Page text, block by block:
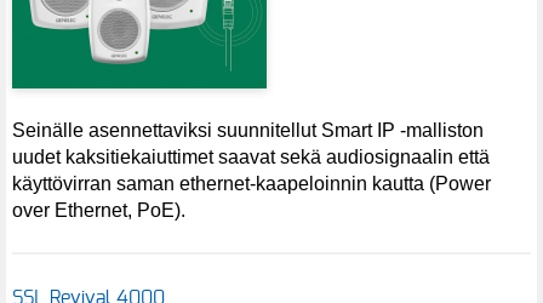
Seinälle asennettaviksi suunnitellut Smart IP -malliston
uudet kaksitiekaiuttimet saavat sekä audiosignaalin että
käyttövirran saman ethernet-kaapeloinnin kautta (Power
over Ethernet, PoE).
SSL Revival 4000